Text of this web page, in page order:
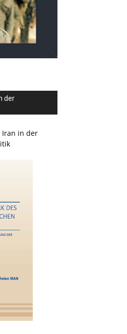
der
Iran in der